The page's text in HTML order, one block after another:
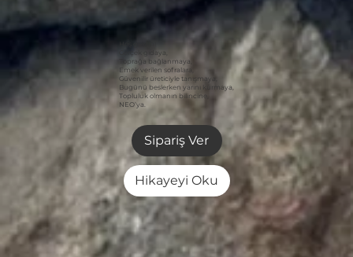
Toprağa bağlanmaya,
Emek verilen sofralara,
Güvenilir üreticiyle tanışmaya,
Bugünü beslerken yarını kurmaya,
Topluluk olmanın bilincine,
NEO’ya.
Sipariş Ver
Hikayeyi Oku